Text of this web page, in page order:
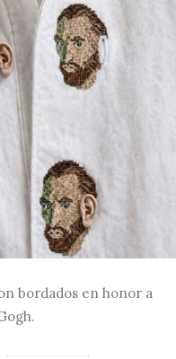
bordados en honor a